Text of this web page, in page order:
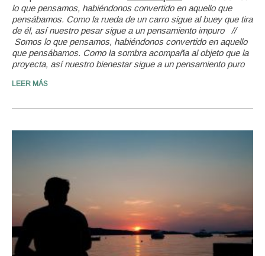
lo que pensamos, habiéndonos convertido en aquello que
pensábamos. Como la rueda de un carro sigue al buey que tira
de él, así nuestro pesar sigue a un pensamiento impuro
//
Somos lo que pensamos, habiéndonos convertido en aquello
que pensábamos. Como la sombra acompaña al objeto que la
proyecta, así nuestro bienestar sigue a un pensamiento puro
LEER MÁS